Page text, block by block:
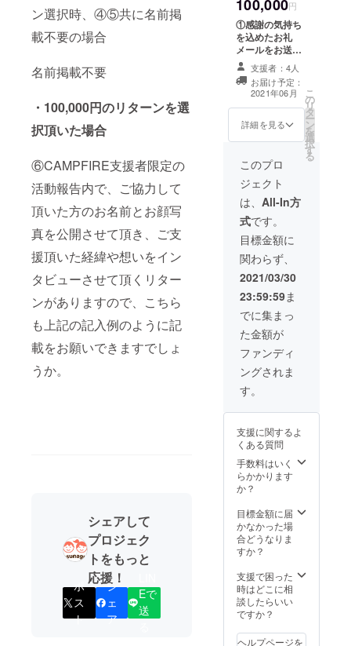
ン選択時、④⑤共に名前掲
載不要の場合
名前掲載不要
・100,000円のリターンを選
択頂いた場合
⑥CAMPFIRE支援者限定の
活動報告内で、ご協力して
頂いた方のお名前とお顔写
真を公開させて頂き、ご支
援頂いた経緯や想いをイン
タビューさせて頂くリター
ンがありますので、こちら
も上記の記入例のように記
載をお願いできますでしょ
うか。
シェアして
プロジェク
トをもっと
応援！
ポ
ス
ト
シ
ェ
ア
Eで
送
て頂きます(掲載
許諾は任意で
す)。※ご支援時
は必ず備考欄に
ご希望のお名前
をご記入くださ
い。
ダクト開発に際
して幅広くご意
見を募ります。
開催日時につき
ましては参加者
様のご都合が良
く、参加しやす
い日時を選択さ
せて頂きます。
④ご協力して頂
いた方のお名前
を、CAMPFIRE
支援者限定の活
動報告に記載さ
せて頂きます(掲
載許諾は任意で
す)。※ご支援時
は必ず備考欄に
ご希望のお名前
をご記入くださ
い。 ⑤ご協力し
て頂いた方のお
名前を、弊社プ
ロダクトである
保活マッチング
プラットフォー
ムのWebアプリ
ケーション内に
記載させて頂き
ます。(掲載許諾
は任意です)。※
ご支援時は必ず
入ください。
100,000円
①感謝の気持ち
を込めたお礼
メールをお送り
致します。 ②開
発進捗や成果な
どの活動報告を
PDFにしてお送
り致します。 ③
約1時間程度のオ
せて頂き、プロ
ダクト開発に際
して幅広くご意
見を募ります。
開催日時につき
ましては参加者
様のご都合が良
く、参加しやす
い日時を選択さ
せて頂きます。
いた方のお名前
を、CAMPFIRE
支援者限定の活
動報告に記載さ
せて頂きます(掲
載許諾は任意で
す)。※ご支援時
は必ず備考欄に
ご希望のお名前
をご記入くださ
い。 ⑤ご協力し
て頂いた方のお
名前を、弊社プ
ロダクトである
保活マッチング
プラットフォー
ケーション内に
記載させて頂き
ます。(掲載許諾
は任意です)。※
備考欄にご希望
のお名前をご記
入ください。
⑥CAMPFIRE支
報告内で、ご協
支援者：4人
お届け予定：
2021年06月
詳細を見る
こ
の
リ
タ
ー
ン
を
選
択
す
る
このプロ
ジェクト
は、 All-In方
式です。
目標金額に
関わらず、
2021/03/30
23:59:59ま
でに集まっ
た金額が
ファンディ
ングされま
す。
支援に関するよ
くある質問
手数料はいく
らかかります
か？
目標金額に届
かなかった場
合どうなりま
すか？
支援で困った
時はどこに相
談したらいい
ですか？
ヘルプページを